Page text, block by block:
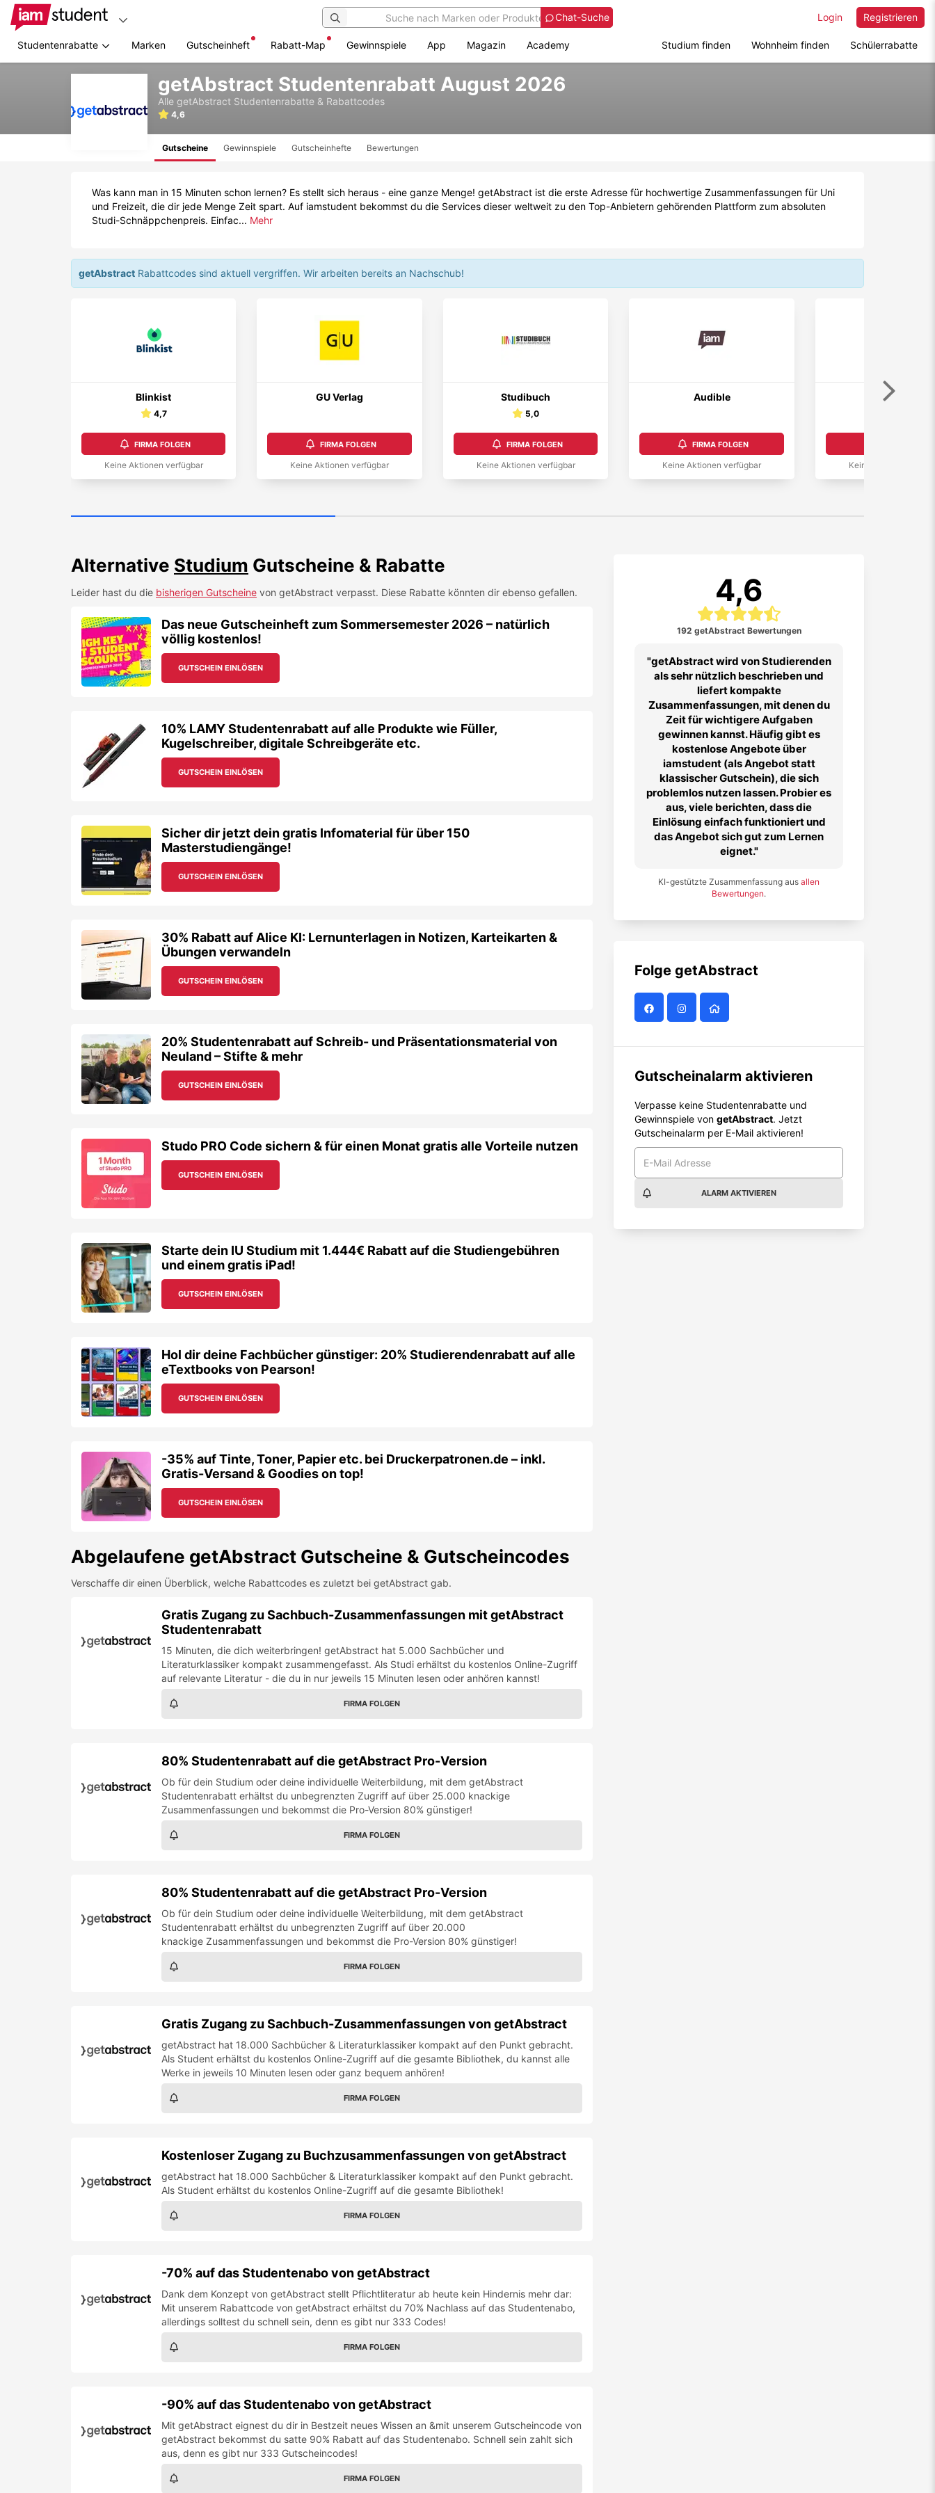
Chat-Suche Registrieren
Login
Studentenrabatte Marken Gutscheinheft Rabatt-Map Gewinnspiele App Magazin Academy Studium finden Wohnheim finden Schülerrabatte
getAbstract Studentenrabatt August 2026
Alle getAbstract Studentenrabatte & Rabattcodes
4,6
Gutscheine Gewinnspiele Gutscheinhefte Bewertungen
Was kann man in 15 Minuten schon lernen? Es stellt sich heraus - eine ganze Menge! getAbstract ist die erste Adresse für hochwertige Zusammenfassungen für Uni
und Freizeit, die dir jede Menge Zeit spart. Auf iamstudent bekommst du die Services dieser weltweit zu den Top-Anbietern gehörenden Plattform zum absoluten
Studi-Schnäppchenpreis. Einfac... Mehr
getAbstract Rabattcodes sind aktuell vergriffen. Wir arbeiten bereits an Nachschub!
Blinkist
4,7
FIRMA FOLGEN
Keine Aktionen verfügbar
GU Verlag
FIRMA FOLGEN
Keine Aktionen verfügbar
Studibuch
5,0
FIRMA FOLGEN
Keine Aktionen verfügbar
Audible
FIRMA FOLGEN
Keine Aktionen verfügbar
Jokers
Keine Aktionen
Alternative Studium Gutscheine & Rabatte
Leider hast du die bisherigen Gutscheine von getAbstract verpasst. Diese Rabatte könnten dir ebenso gefallen.
Das neue Gutscheinheft zum Sommersemester 2026 – natürlich
völlig kostenlos!
GUTSCHEIN EINLÖSEN
10% LAMY Studentenrabatt auf alle Produkte wie Füller,
Kugelschreiber, digitale Schreibgeräte etc.
GUTSCHEIN EINLÖSEN
Sicher dir jetzt dein gratis Infomaterial für über 150
Masterstudiengänge!
GUTSCHEIN EINLÖSEN
30% Rabatt auf Alice KI: Lernunterlagen in Notizen, Karteikarten &
Übungen verwandeln
GUTSCHEIN EINLÖSEN
20% Studentenrabatt auf Schreib- und Präsentationsmaterial von
Neuland – Stifte & mehr
GUTSCHEIN EINLÖSEN
Studo PRO Code sichern & für einen Monat gratis alle Vorteile nutzen
GUTSCHEIN EINLÖSEN
Starte dein IU Studium mit 1.444€ Rabatt auf die Studiengebühren
und einem gratis iPad!
GUTSCHEIN EINLÖSEN
Hol dir deine Fachbücher günstiger: 20% Studierendenrabatt auf alle
eTextbooks von Pearson!
GUTSCHEIN EINLÖSEN
-35% auf Tinte, Toner, Papier etc. bei Druckerpatronen.de – inkl.
Gratis-Versand & Goodies on top!
GUTSCHEIN EINLÖSEN
Abgelaufene getAbstract Gutscheine & Gutscheincodes
Verschaffe dir einen Überblick, welche Rabattcodes es zuletzt bei getAbstract gab.
Gratis Zugang zu Sachbuch-Zusammenfassungen mit getAbstract
Studentenrabatt
15 Minuten, die dich weiterbringen! getAbstract hat 5.000 Sachbücher und
Literaturklassiker kompakt zusammengefasst. Als Studi erhältst du kostenlos Online-Zugriff
auf relevante Literatur - die du in nur jeweils 15 Minuten lesen oder anhören kannst!
FIRMA FOLGEN
80% Studentenrabatt auf die getAbstract Pro-Version
Ob für dein Studium oder deine individuelle Weiterbildung, mit dem getAbstract
Studentenrabatt erhältst du unbegrenzten Zugriff auf über 25.000 knackige
Zusammenfassungen und bekommst die Pro-Version 80% günstiger!
FIRMA FOLGEN
80% Studentenrabatt auf die getAbstract Pro-Version
Ob für dein Studium oder deine individuelle Weiterbildung, mit dem getAbstract
Studentenrabatt erhältst du unbegrenzten Zugriff auf über 20.000
knackige Zusammenfassungen und bekommst die Pro-Version 80% günstiger!
FIRMA FOLGEN
Gratis Zugang zu Sachbuch-Zusammenfassungen von getAbstract
getAbstract hat 18.000 Sachbücher & Literaturklassiker kompakt auf den Punkt gebracht.
Als Student erhältst du kostenlos Online-Zugriff auf die gesamte Bibliothek, du kannst alle
Werke in jeweils 10 Minuten lesen oder ganz bequem anhören!
FIRMA FOLGEN
Kostenloser Zugang zu Buchzusammenfassungen von getAbstract
getAbstract hat 18.000 Sachbücher & Literaturklassiker kompakt auf den Punkt gebracht.
Als Student erhältst du kostenlos Online-Zugriff auf die gesamte Bibliothek!
FIRMA FOLGEN
-70% auf das Studentenabo von getAbstract
Dank dem Konzept von getAbstract stellt Pflichtliteratur ab heute kein Hindernis mehr dar:
Mit unserem Rabattcode von getAbstract erhältst du 70% Nachlass auf das Studentenabo,
allerdings solltest du schnell sein, denn es gibt nur 333 Codes!
FIRMA FOLGEN
-90% auf das Studentenabo von getAbstract
Mit getAbstract eignest du dir in Bestzeit neues Wissen an &mit unserem Gutscheincode von
getAbstract bekommst du satte 90% Rabatt auf das Studentenabo. Schnell sein zahlt sich
aus, denn es gibt nur 333 Gutscheincodes!
FIRMA FOLGEN
4,6
192 getAbstract Bewertungen
getAbstract wird von Studierenden
als sehr nützlich beschrieben und
liefert kompakte
Zusammenfassungen, mit denen du
Zeit für wichtigere Aufgaben
gewinnen kannst. Häufig gibt es
kostenlose Angebote über
iamstudent (als Angebot statt
klassischer Gutschein), die sich
problemlos nutzen lassen. Probier es
aus, viele berichten, dass die
Einlösung einfach funktioniert und
das Angebot sich gut zum Lernen
eignet.
KI-gestützte Zusammenfassung aus allen
Bewertungen.
Folge getAbstract
Gutscheinalarm aktivieren
Verpasse keine Studentenrabatte und
Gewinnspiele von getAbstract. Jetzt
Gutscheinalarm per E-Mail aktivieren!
ALARM AKTIVIEREN